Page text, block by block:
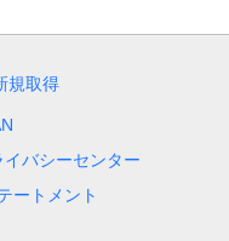
規取得
イバシーセンター
ートメント